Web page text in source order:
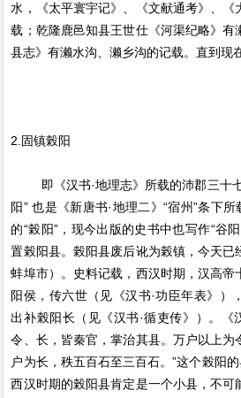
水，《太平寰宇记》、《文献通考》、《
载；乾隆鹿邑知县王世仕《河渠纪略》有
县志》有濑水沟、濑乡沟的记载。直到现
2.固镇榖阳
即《汉书·地理志》所载的沛郡三十七
阳” 也是《新唐书·地理二》“宿州”条下
的“榖阳”，现今出版的史书中也写作“谷
置榖阳县。榖阳县废后讹为榖镇，今天已
蚌埠市）。史料记载，西汉时期，汉高帝
阳侯，传六世（见《汉书·功臣年表》）
出补榖阳长（见《汉书·循吏传》）。《
令、长，皆秦官，掌治其县。万户以上为
户为长，秩五百石至三百石。”这个榖阳
西汉时期的榖阳县肯定是一个小县，不可